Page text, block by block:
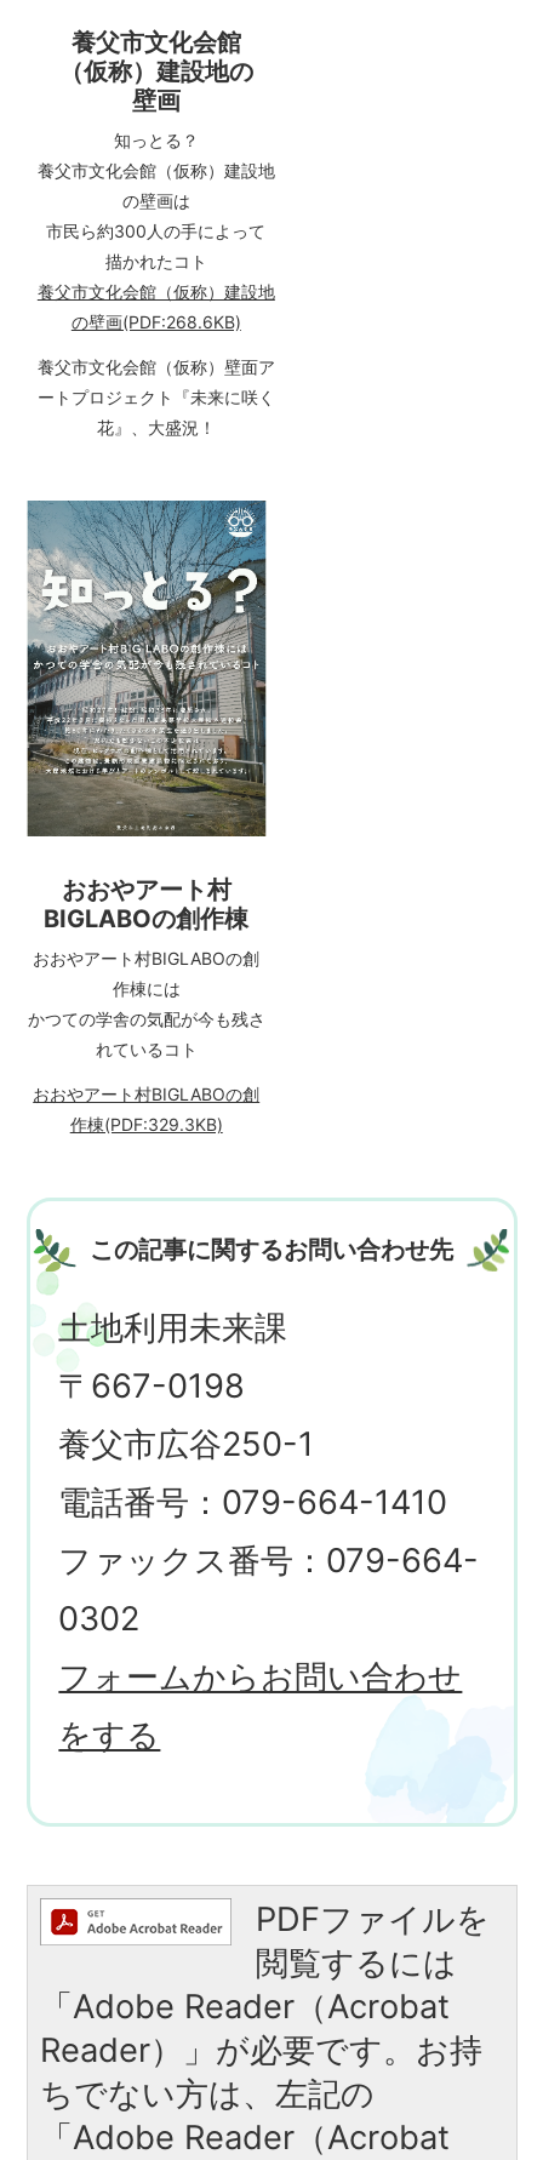
養父市文化会館
（仮称）建設地の
壁画
知っとる？
養父市文化会館（仮称）建設地
の壁画は
市民ら約300人の手によって
描かれたコト
養父市文化会館（仮称）建設地
の壁画(PDF:268.6KB)
養父市文化会館（仮称）壁面ア
ートプロジェクト『未来に咲く
花』、大盛況！
おおやアート村
BIGLABOの創作棟
おおやアート村BIGLABOの創
作棟には
かつての学舎の気配が今も残さ
れているコト
おおやアート村BIGLABOの創
作棟(PDF:329.3KB)
この記事に関するお問い合わせ先
土地利用未来課
〒667-0198
養父市広谷250-1
電話番号：079-664-1410
ファックス番号：079-664-
0302
フォームからお問い合わせ
をする
PDFファイルを
閲覧するには
「Adobe Reader（Acrobat
Reader）」が必要です。お持
ちでない方は、左記の
「Adobe Reader（Acrobat